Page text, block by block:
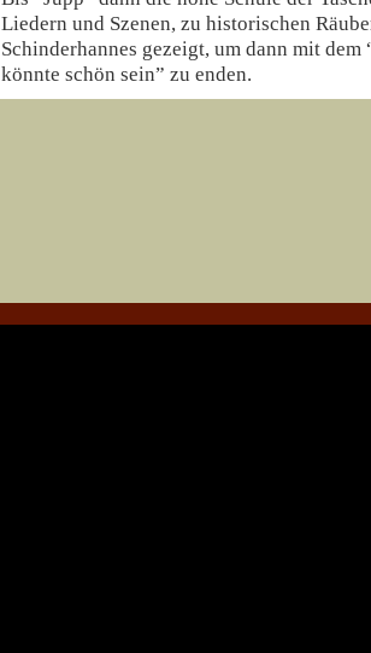
Liedern und Szenen, zu historischen
Schinderhannes gezeigt, um dann mit dem
könnte schön sein” zu enden.